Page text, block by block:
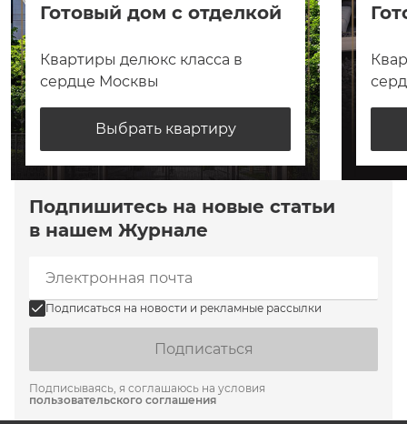
Готовый дом с отделкой
Квартиры делюкс класса в
сердце Москвы
Выбрать квартиру
Подпишитесь на новые статьи
в нашем Журнале
Подписаться на новости и рекламные рассылки
Подписаться
Подписываясь, я соглашаюсь на условия
пользовательского соглашения